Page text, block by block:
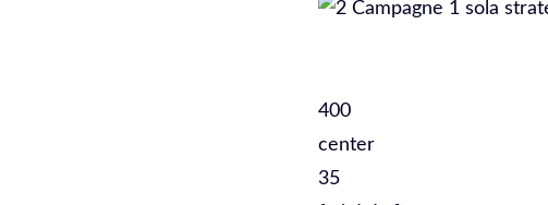
400
center
35